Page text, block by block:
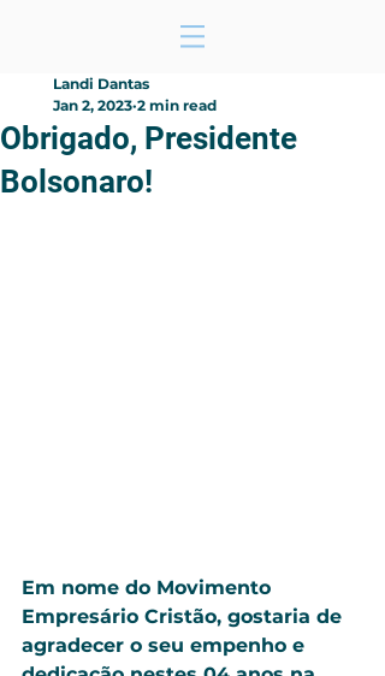
Obrigado, Presidente
Bolsonaro!
Landi Dantas
Jan 2, 2023 2 min read
Em nome do Movimento
Empresário Cristão, gostaria de
agradecer o seu empenho e